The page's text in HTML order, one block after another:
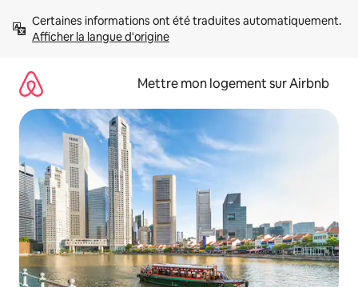
directement
Afficher la langue d'origine
Mettre mon logement sur Airbnb